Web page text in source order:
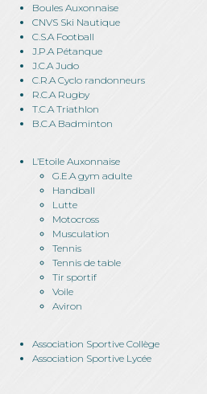
Boules Auxonnaise
CNVS Ski Nautique
C.S.A Football
J.P.A Pétanque
J.C.A Judo
C.R.A Cyclo randonneurs
R.C.A Rugby
T.C.A Triathlon
B.C.A Badminton
L’Etoile Auxonnaise
G.E.A gym adulte
Handball
Lutte
Motocross
Musculation
Tennis
Tennis de table
Tir sportif
Voile
Aviron
Association Sportive Collège
Association Sportive Lycée